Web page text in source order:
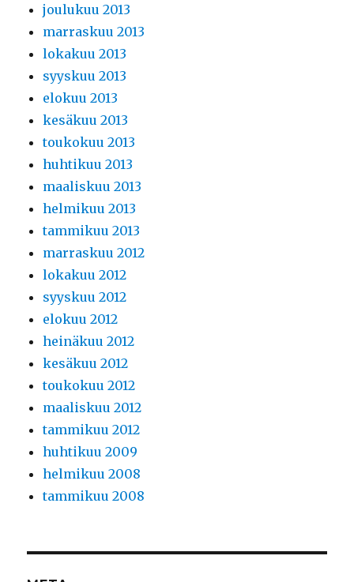
joulukuu 2013
marraskuu 2013
lokakuu 2013
syyskuu 2013
elokuu 2013
kesäkuu 2013
toukokuu 2013
huhtikuu 2013
maaliskuu 2013
helmikuu 2013
tammikuu 2013
marraskuu 2012
lokakuu 2012
syyskuu 2012
elokuu 2012
heinäkuu 2012
kesäkuu 2012
toukokuu 2012
maaliskuu 2012
tammikuu 2012
huhtikuu 2009
helmikuu 2008
tammikuu 2008